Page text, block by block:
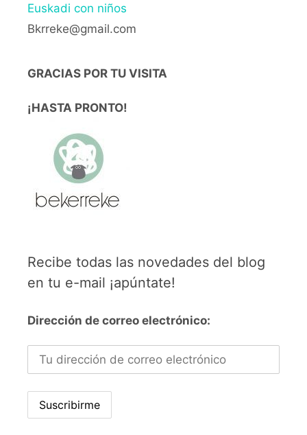
Euskadi con niños
Bkrreke@gmail.com
GRACIAS POR TU VISITA
¡HASTA PRONTO!
Recibe todas las novedades del blog
en tu e-mail ¡apúntate!
Dirección de correo electrónico: